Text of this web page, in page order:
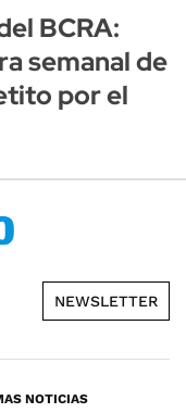
BCRA:
semanal de
por el
NEWSLETTER
NOTICIAS